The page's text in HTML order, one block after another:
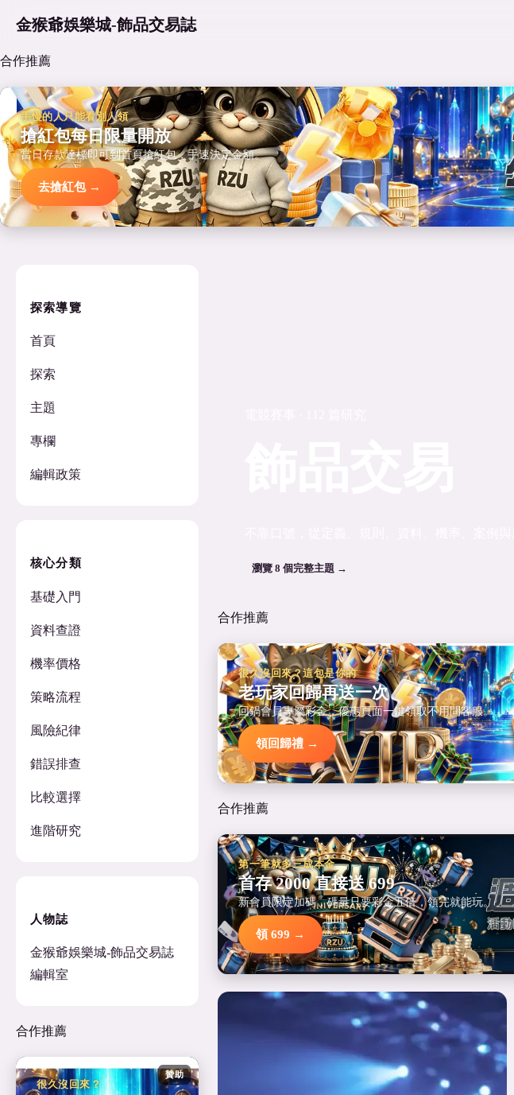
金猴爺娛樂城-飾品交易誌
合作推薦
手慢的人只能看別人領
搶紅包每日限量開放
當日存款達標即可到首頁搶紅包，手速決定金額。
去搶紅包 →
探索導覽
首頁
探索
主題
專欄
編輯政策
核心分類
基礎入門
資料查證
機率價格
策略流程
風險紀律
錯誤排查
比較選擇
進階研究
人物誌
金猴爺娛樂城-飾品交易誌
編輯室
合作推薦
贊助
很久沒回來？
瀏覽 8 個完整主題 →
合作推薦
很久沒回來？這包是你的
老玩家回歸再送一次
回鍋會員專屬彩金，優惠頁面一鍵領取不用問客服。
領回歸禮 →
合作推薦
第一筆就多三成本金
首存 2000 直接送 699
新會員限定加碼，碼量只要彩金五倍，領完就能玩。
領 699 →